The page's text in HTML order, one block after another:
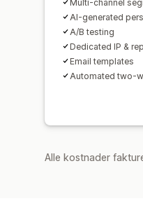
Multi-channel
AI-generated
A/B testing
Dedicated IP &
Email templates
Automated two-
Alle kostnader